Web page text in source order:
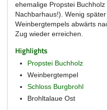
ehemalige Propstei
Nachbarhaus!). Wenig
Weinbergtempels abwärts
Zug wieder erreichen.
Highlights
Propstei Buchholz
Weinbergtempel
Schloss Burgbrohl
Brohltalaue Ost